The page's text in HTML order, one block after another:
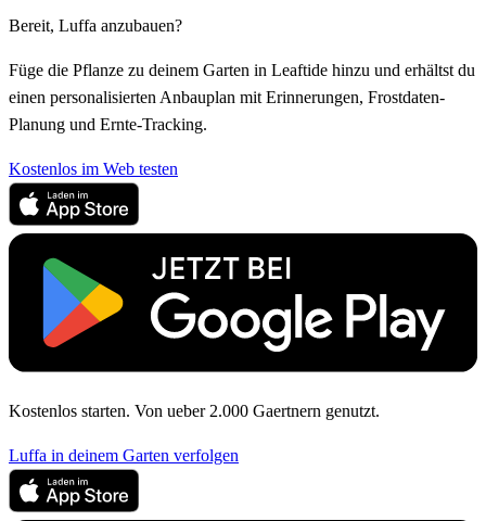
Bereit, Luffa anzubauen?
Füge die Pflanze zu deinem Garten in Leaftide hinzu und erhältst du
einen personalisierten Anbauplan mit Erinnerungen, Frostdaten-
Planung und Ernte-Tracking.
Kostenlos im Web testen
Kostenlos starten. Von ueber 2.000 Gaertnern genutzt.
Luffa in deinem Garten verfolgen